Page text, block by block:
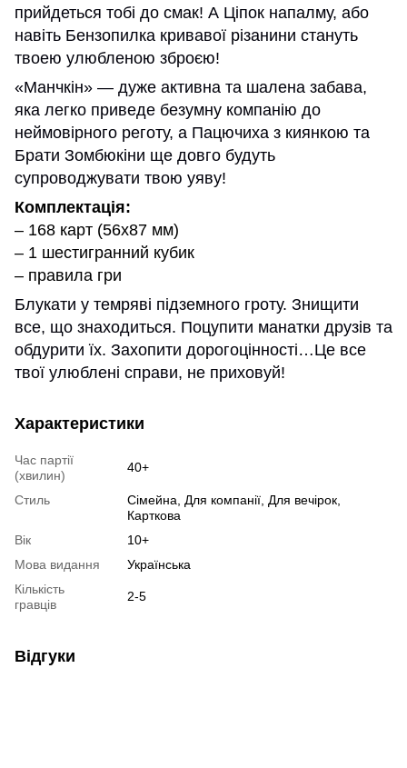
прийдеться тобі до смак! А Ціпок напалму, або
навіть Бензопилка кривавої різанини стануть
твоею улюбленою зброєю!
«Манчкін» — дуже активна та шалена забава,
яка легко приведе безумну компанію до
неймовірного реготу, а Пацючиха з киянкою та
Брати Зомбюкіни ще довго будуть
супроводжувати твою уяву!
Комплектація:
– 168 карт (56х87 мм)
– 1 шестигранний кубик
– правила гри
Блукати у темряві підземного гроту. Знищити
все, що знаходиться. Поцупити манатки друзів та
обдурити їх. Захопити дорогоцінності…Це все
твої улюблені справи, не приховуй!
Характеристики
Час партії
(хвилин)
40+
Стиль
Сімейна, Для компанії, Для вечірок,
Карткова
Вік
10+
Мова видання
Українська
Кількість
гравців
2-5
Відгуки